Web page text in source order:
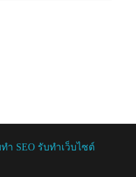
ำ SEO รับทำเว็บไซต์